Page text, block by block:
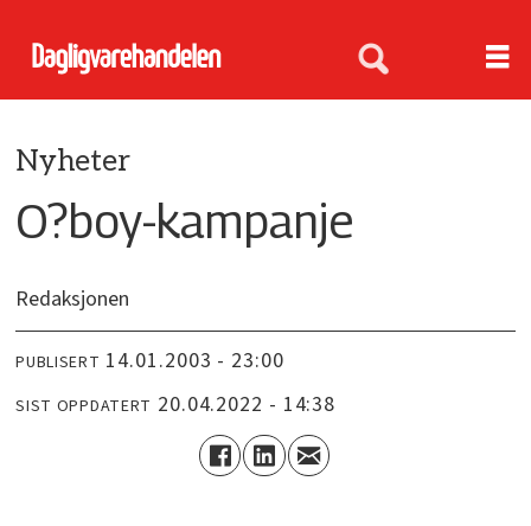
Nyheter
O?boy-kampanje
Redaksjonen
PUBLISERT 14.01.2003 - 23:00
SIST OPPDATERT 20.04.2022 - 14:38